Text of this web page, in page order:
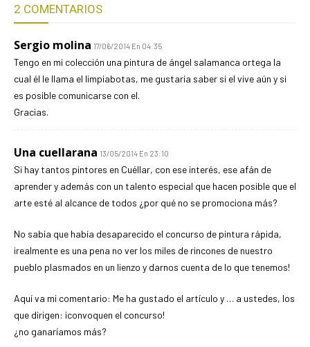
2 COMENTARIOS
Sergio molina 17/06/2014 En 04:35
Tengo en mi colección una pintura de ángel salamanca ortega la
cual él le llama el limpiabotas, me gustaría saber si el vive aún y si
es posible comunicarse con el.
Gracias.
Una cuellarana 13/05/2014 En 23:10
Si hay tantos pintores en Cuéllar, con ese interés, ese afán de
aprender y además con un talento especial que hacen posible que el
arte esté al alcance de todos ¿por qué no se promociona más?
No sabía que había desaparecido el concurso de pintura rápida,
¡realmente es una pena no ver los miles de rincones de nuestro
pueblo plasmados en un lienzo y darnos cuenta de lo que tenemos!
Aquí va mi comentario: Me ha gustado el artículo y … a ustedes, los
que dirigen: ¡convoquen el concurso!
¿no ganaríamos más?